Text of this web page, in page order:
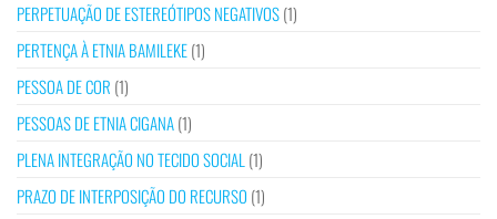
PERPETUAÇÃO DE ESTEREÓTIPOS NEGATIVOS(1)
PERTENÇA À ETNIA BAMILEKE(1)
PESSOA DE COR (1)
PESSOAS DE ETNIA CIGANA(1)
PLENA INTEGRAÇÃO NO TECIDO SOCIAL (1)
PRAZO DE INTERPOSIÇÃO DO RECURSO (1)